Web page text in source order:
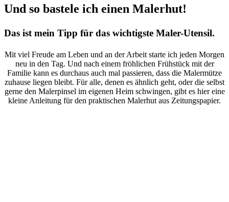
Und so bastele ich einen Malerhut!
Das ist mein Tipp für das wichtigste Maler-Utensil.
Mit viel Freude am Leben und an der Arbeit starte ich jeden Morgen
neu in den Tag. Und nach einem fröhlichen Frühstück mit der
Familie kann es durchaus auch mal passieren, dass die Malermütze
zuhause liegen bleibt. Für alle, denen es ähnlich geht, oder die selbst
gerne den Malerpinsel im eigenen Heim schwingen, gibt es hier eine
kleine Anleitung für den praktischen Malerhut aus Zeitungspapier.